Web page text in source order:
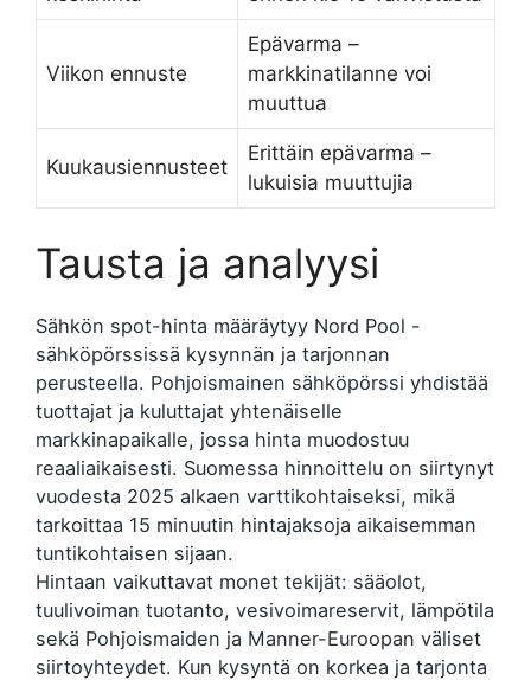
Viikon ennuste
Epävarma –
markkinatilanne voi
muuttua
Kuukausiennusteet
Erittäin epävarma –
lukuisia muuttujia
Tausta ja analyysi
Sähkön spot-hinta määräytyy Nord Pool -
sähköpörssissä kysynnän ja tarjonnan
perusteella. Pohjoismainen sähköpörssi yhdistää
tuottajat ja kuluttajat yhtenäiselle
markkinapaikalle, jossa hinta muodostuu
reaaliaikaisesti. Suomessa hinnoittelu on siirtynyt
vuodesta 2025 alkaen varttikohtaiseksi, mikä
tarkoittaa 15 minuutin hintajaksoja aikaisemman
tuntikohtaisen sijaan.
Hintaan vaikuttavat monet tekijät: sääolot,
tuulivoiman tuotanto, vesivoimareservit, lämpötila
sekä Pohjoismaiden ja Manner-Euroopan väliset
siirtoyhteydet. Kun kysyntä on korkea ja tarjonta